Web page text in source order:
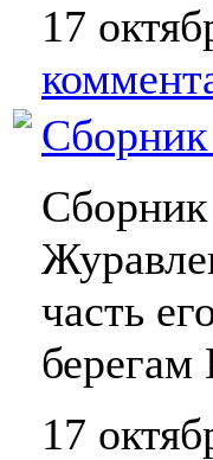
17
часть
берегам
17